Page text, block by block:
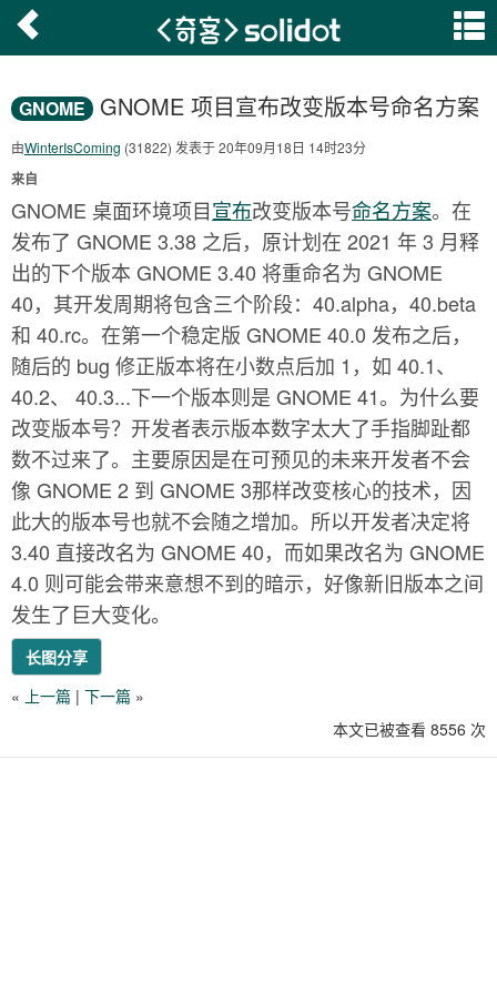
GNOME GNOME 项目宣布改变版本号命名方案
由WinterIsComing (31822) 发表于 20年09月18日 14时23分
来自
GNOME 桌面环境项目宣布改变版本号命名方案。在
发布了 GNOME 3.38 之后，原计划在 2021 年 3 月释
出的下个版本 GNOME 3.40 将重命名为 GNOME
40，其开发周期将包含三个阶段：40.alpha，40.beta
和 40.rc。在第一个稳定版 GNOME 40.0 发布之后，
随后的 bug 修正版本将在小数点后加 1，如 40.1、
40.2、 40.3...下一个版本则是 GNOME 41。为什么要
改变版本号？开发者表示版本数字太大了手指脚趾都
数不过来了。主要原因是在可预见的未来开发者不会
像 GNOME 2 到 GNOME 3那样改变核心的技术，因
此大的版本号也就不会随之增加。所以开发者决定将
3.40 直接改名为 GNOME 40，而如果改名为 GNOME
4.0 则可能会带来意想不到的暗示，好像新旧版本之间
发生了巨大变化。
长图分享
« 上一篇 | 下一篇 »
本文已被查看 8556 次